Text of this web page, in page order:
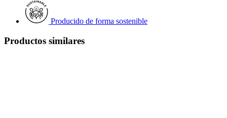
Producido de forma sostenible
Productos similares